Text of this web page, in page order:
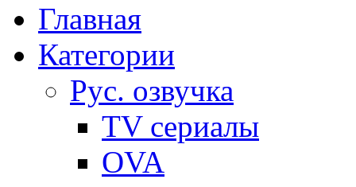
Главная
Категории
Рус. озвучка
TV сериалы
OVA